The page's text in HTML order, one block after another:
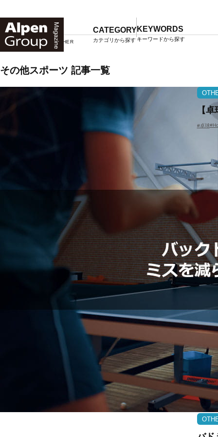
CATEGORY
カテゴリから探す
KEYWORDS
キーワードから探す
TOP マガジン一覧 OTHER
その他スポーツ 記事一覧
【
#卓球